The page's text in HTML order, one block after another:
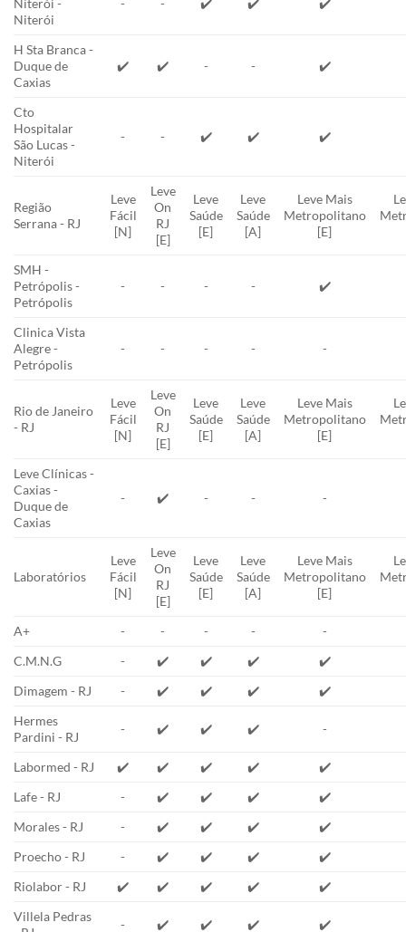
Niterói -
Niterói
- - ✔️ ✔️ ✔️
H Sta Branca -
Duque de
Caxias
✔️ ✔️ - - ✔️
Cto
Hospitalar
São Lucas -
Niterói
- - ✔️ ✔️ ✔️
Região
Serrana - RJ
Leve
Fácil
[N]
Leve
On
RJ
[E]
Leve
Saúde
[E]
Leve
Saúde
[A]
Leve Mais
Metropolitano
[E]
SMH -
Petrópolis -
Petrópolis
- - - - ✔️
Clinica Vista
Alegre -
Petrópolis
- - - - -
Rio de Janeiro
- RJ
Leve
Fácil
[N]
Leve
On
RJ
[E]
Leve
Saúde
[E]
Leve
Saúde
[A]
Leve Mais
Metropolitano
[E]
Leve Clínicas -
Caxias -
Duque de
Caxias
- ✔️ - - -
Laboratórios
Leve
Fácil
[N]
Leve
On
RJ
[E]
Leve
Saúde
[E]
Leve
Saúde
[A]
Leve Mais
Metropolitano
[E]
A+ - - - -
-
C.M.N.G
- ✔️ ✔️ ✔️
✔️
Dimagem - RJ
- ✔️ ✔️ ✔️
✔️
Hermes
Pardini - RJ
- ✔️ ✔️ ✔️ -
Labormed - RJ ✔️ ✔️ ✔️ ✔️
✔️
Lafe - RJ
- ✔️ ✔️ ✔️
✔️
Morales - RJ
- ✔️ ✔️ ✔️
✔️
Proecho - RJ
- ✔️ ✔️ ✔️
✔️
Riolabor - RJ
✔️ ✔️ ✔️ ✔️
✔️
Villela Pedras
- ✔️ ✔️ ✔️ ✔️